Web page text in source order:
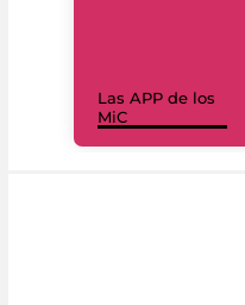
Las APP de los
MiC